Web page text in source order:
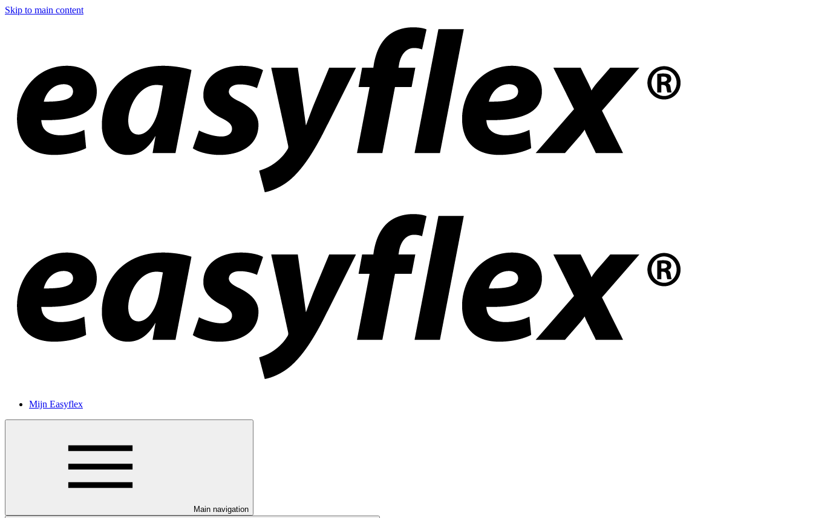
Skip to main content
Mijn Easyflex
Main navigation